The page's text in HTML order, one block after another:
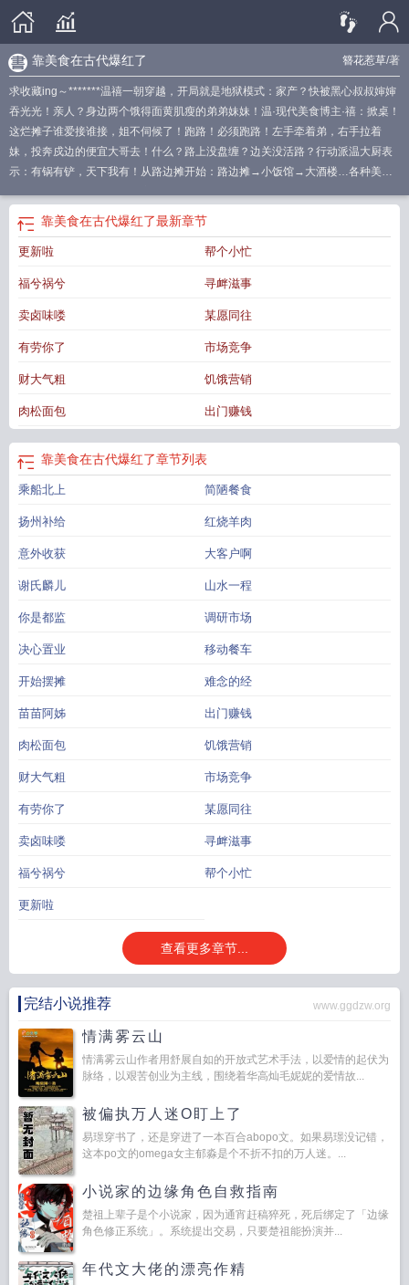
簪花惹草/著
靠美食在古代爆红了
求收藏ing～*******温禧一朝穿越，开局就是地狱模式：家产？快被黑心叔叔婶婶
吞光光！亲人？身边两个饿得面黄肌瘦的弟弟妹妹！温·现代美食博主·禧：掀桌！
这烂摊子谁爱接谁接，姐不伺候了！跑路！必须跑路！左手牵着弟，右手拉着
妹，投奔戍边的便宜大哥去！什么？路上没盘缠？边关没活路？行动派温大厨表
示：有锅有铲，天下我有！从路边摊开始：路边摊→小饭馆→大酒楼…各种美食
是在边关煎炒烹炸出美食江山！人生巅峰？这不就来了嘛！顺便…再拐个高富
帅？********谢丛，汴京城里鼎鼎有名的“谢家叛逆”：书香门第？百年清贵？偏要
弃笔从戎！家族反对？流言蜚语？硬是挣回个中将军！人前是冷面威严、令敌军
帖五脏六腑的胡辣汤开始…谢将军就踏上了“不归路”：“她只是我好兄弟的妹妹！”
（口是心非.JPG）“阿禧，今日新菜？我帮你试菜！”（殷勤递柴火.JPG）“这茱萸
当街抓包扛面粉.JPG）汴京贵公子？中军大将？沦落成“温记”头号迷弟兼免费劳
力！画外音——温祈：我把你当兄弟，你却想当我妹夫？！********一个用铁锅征
界的人，却在显州的烟火气里，把生存的艰辛、危机的考验，都熬成了最浓稠的
甜。看现代厨娘如何在边关“烹”出一片天！看叛逆将军如何为爱化身“金牌跑堂”！
一口铁锅，一杆长枪，边关岁月长，且看他们如何炖煮这盛世情缘！********本文
架空朝代大晟朝，部分设定参考宋、明。一切设定为了文！靠美食起家靠美食发
家致富的年代文
靠美食直播火遍了全宇宙用美食称霸古代
发家的 美食博主在古代 靠美食发家致富的靠美食发家致富的种田文
代美食 古代 靠美食征服娱乐圈的
际靠美食逆袭 古代美食博主 靠美食续命
我靠现代美食在古代挣大钱
凭美食成为
靠美食在古代爆红了最新章节
更新啦 帮个小忙
福兮祸兮 寻衅滋事
卖卤味喽 某愿同往
有劳你了 市场竞争
财大气粗 饥饿营销
肉松面包 出门赚钱
靠美食在古代爆红了章节列表
乘船北上 简陋餐食
扬州补给 红烧羊肉
意外收获 大客户啊
谢氏麟儿 山水一程
你是都监 调研市场
决心置业 移动餐车
开始摆摊 难念的经
苗苗阿姊 出门赚钱
肉松面包 饥饿营销
财大气粗 市场竞争
有劳你了 某愿同往
卖卤味喽 寻衅滋事
福兮祸兮 帮个小忙
更新啦
查看更多章节...
完结小说推荐 www.ggdzw.org
情满雾云山
情满雾云山作者用舒展自如的开放式艺术手法，以爱情的起伏为
脉络，以艰苦创业为主线，围绕着华高灿毛妮妮的爱情故...
被偏执万人迷O盯上了
易璟穿书了，还是穿进了一本百合abopo文。如果易璟没记错，
这本po文的omega女主郁淼是个不折不扣的万人迷。...
小说家的边缘角色自救指南
楚祖上辈子是个小说家，因为通宵赶稿猝死，死后绑定了「边缘
角色修正系统」。系统提出交易，只要楚祖能扮演并...
年代文大佬的漂亮作精